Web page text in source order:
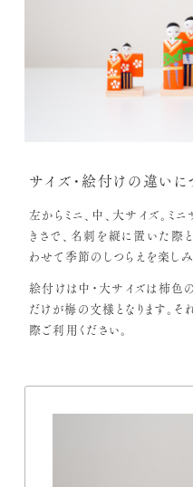
サイズ・絵付けの違いに
左からミニ、中、大サイズ。ミ
きさで、名刺を縦に置いた際
わせて季節のしつらえを楽し
絵付けは中・大サイズは柿色
だけが梅の文様となります。
際ご利用ください。